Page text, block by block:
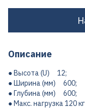
Описание
● Высота (U) 12;
● Ширина (мм) 600;
● Глубина (мм) 600;
● Макс. нагрузка 120